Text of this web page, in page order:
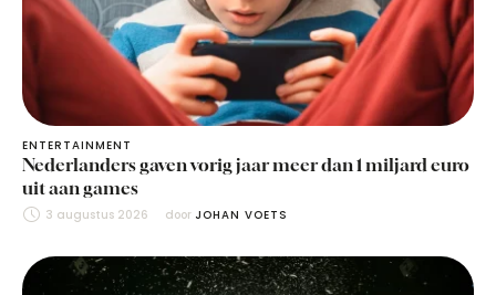
ENTERTAINMENT
Nederlanders gaven vorig jaar meer dan 1 miljard euro
uit aan games
3 augustus 2026 door JOHAN VOETS